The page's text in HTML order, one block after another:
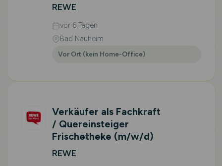
REWE
vor 6 Tagen
Bad Nauheim
Vor Ort (kein Home-Office)
Verkäufer als Fachkraft
/ Quereinsteiger
Frischetheke (m/w/d)
REWE